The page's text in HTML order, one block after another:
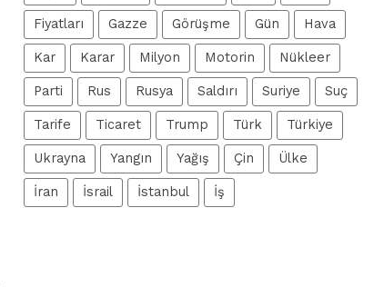
Fiyatları Gazze Görüşme Gün Hava
Kar Karar Milyon Motorin Nükleer
Parti Rus Rusya Saldırı Suriye Suç
Tarife Ticaret Trump Türk Türkiye
Ukrayna Yangın Yağış Çin Ülke
İran İsrail İstanbul İş